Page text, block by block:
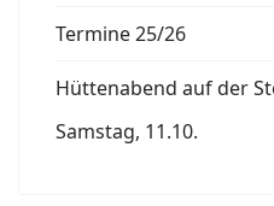
Termine 25/26
Hüttenabend auf der
Samstag, 11.10.